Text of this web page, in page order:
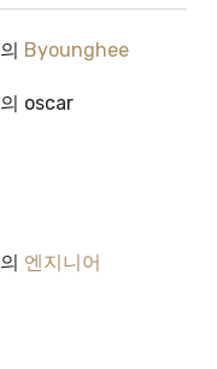
의 Byounghee
의 oscar
의 엔지니어